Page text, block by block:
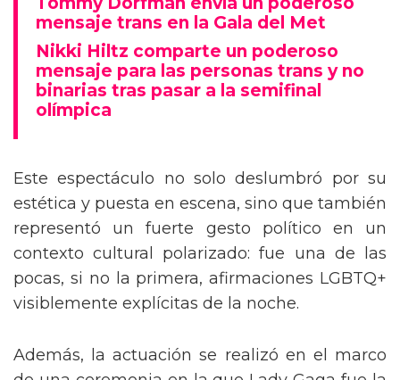
Tommy Dorfman envía un poderoso
mensaje trans en la Gala del Met
Nikki Hiltz comparte un poderoso
mensaje para las personas trans y no
binarias tras pasar a la semifinal
olímpica
Este espectáculo no solo deslumbró por su
estética y puesta en escena, sino que también
representó un fuerte gesto político en un
contexto cultural polarizado: fue una de las
pocas, si no la primera, afirmaciones LGBTQ+
visiblemente explícitas de la noche.
Además, la actuación se realizó en el marco